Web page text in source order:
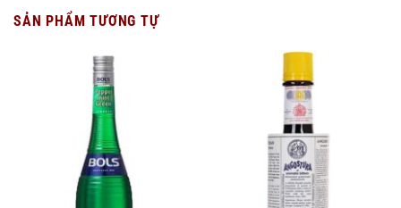
SẢN PHẨM TƯƠNG TỰ